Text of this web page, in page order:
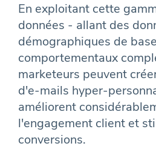
En exploitant cette
données - allant des
démographiques de
comportementaux
marketeurs peuvent
d'e-mails hyper-
améliorent
l'engagement client et
conversions.